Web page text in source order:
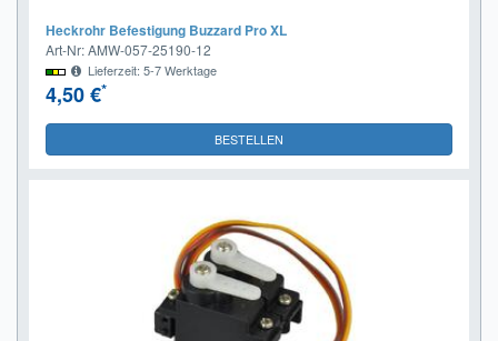
Heckrohr Befestigung Buzzard Pro XL
Art-Nr: AMW-057-25190-12
Lieferzeit: 5-7 Werktage
4,50 €*
BESTELLEN